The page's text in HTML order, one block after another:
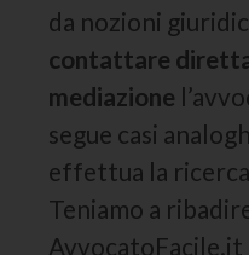
da nozioni
contattare
mediazione
segue casi
effettua la
Teniamo a
AvvocatoFacile.it